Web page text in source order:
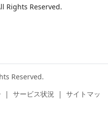
Rights Reserved.
Reserved.
| サービス状況 | サイトマッ